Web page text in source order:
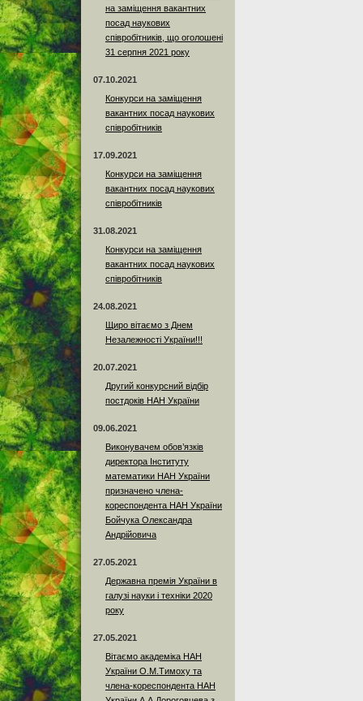
на заміщення вакантних
посад наукових
співробітників, що оголошені
31 серпня 2021 року
07.10.2021
Конкурси на заміщення
вакантних посад наукових
співробітників
17.09.2021
Конкурси на заміщення
вакантних посад наукових
співробітників
31.08.2021
Конкурси на заміщення
вакантних посад наукових
співробітників
24.08.2021
Щиро вітаємо з Днем
Незалежності України!!!
20.07.2021
Другий конкурсний відбір
постдоків НАН України
09.06.2021
Виконувачем обов’язків
директора Інституту
математики НАН України
призначено члена-
кореспондента НАН України
Бойчука Олександра
Андрійовича
27.05.2021
Державна премія України в
галузі науки і техніки 2020
року
27.05.2021
Вітаємо академіка НАН
України О.М.Тимоху та
члена-кореспондента НАН